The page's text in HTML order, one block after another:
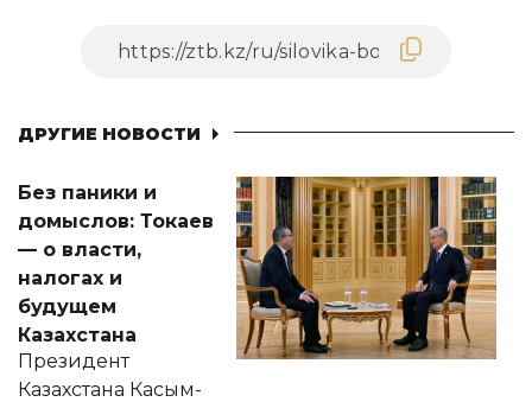
ДРУГИЕ НОВОСТИ
Без паники и
домыслов: Токаев
— о власти,
налогах и
будущем
Казахстана
Президент
Казахстана Касым-